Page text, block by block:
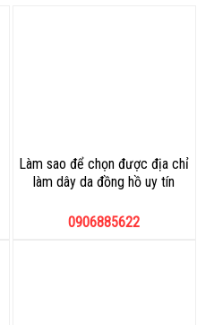
Làm sao để chọn được địa chỉ
làm dây da đồng hồ uy tín
0906885622